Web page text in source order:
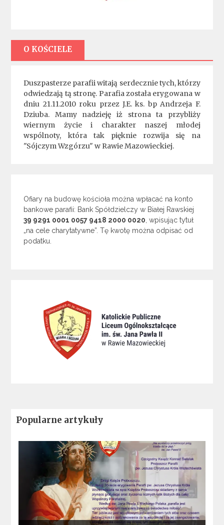
O KOŚCIELE
Duszpasterze parafii witają serdecznie tych, którzy
odwiedzają tą stronę. Parafia została erygowana w
dniu 21.11.2010 roku przez J.E. ks. bp Andrzeja F.
Dziuba. Mamy nadzieję iż strona ta przybliży
wiernym życie i charakter naszej młodej
wspólnoty, która tak pięknie rozwija się na
"Sójczym Wzgórzu" w Rawie Mazowieckiej.
Ofiary na budowę kościoła można wpłacać na konto
bankowe parafii: Bank Spółdzielczy w Białej Rawskiej
39 9291 0001 0057 9418 2000 0020 , wpisując tytuł
„na cele charytatywne”. Tę kwotę można odpisać od
podatku.
Popularne artykuły